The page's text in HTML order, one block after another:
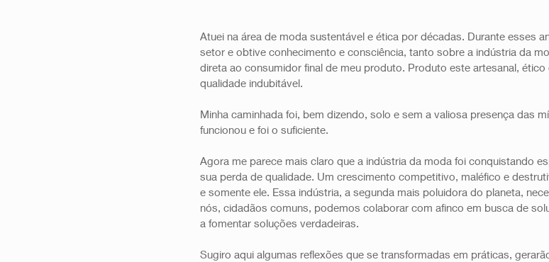
Atuei na área de moda sustentável e ética por décadas. Durante esses
setor e obtive conhecimento e consciência, tanto sobre a indústria da
direta ao consumidor final de meu produto. Produto este artesanal,
qualidade indubitável.
Minha caminhada foi, bem dizendo, solo e sem a valiosa presença das
funcionou e foi o suficiente.
Agora me parece mais claro que a indústria da moda foi conquistando
sua perda de qualidade. Um crescimento competitivo, maléfico e
e somente ele. Essa indústria, a segunda mais poluidora do planeta,
nós, cidadãos comuns, podemos colaborar com afinco em busca de
a fomentar soluções verdadeiras.
Sugiro aqui algumas reflexões que se transformadas em práticas,